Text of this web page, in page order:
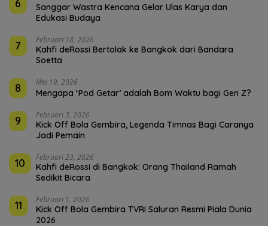
6
Sanggar Wastra Kencana Gelar Ulas Karya dan
Edukasi Budaya
7 Februari 18, 2026
Kahfi deRossi Bertolak ke Bangkok dari Bandara
Soetta
8 Mei 19, 2026
Mengapa ‘Pod Getar’ adalah Bom Waktu bagi Gen Z?
9 Februari 3, 2026
Kick Off Bola Gembira, Legenda Timnas Bagi Caranya
Jadi Pemain
10 Februari 23, 2026
Kahfi deRossi di Bangkok: Orang Thailand Ramah
Sedikit Bicara
11 Februari 1, 2026
Kick Off Bola Gembira TVRI Saluran Resmi Piala Dunia
2026